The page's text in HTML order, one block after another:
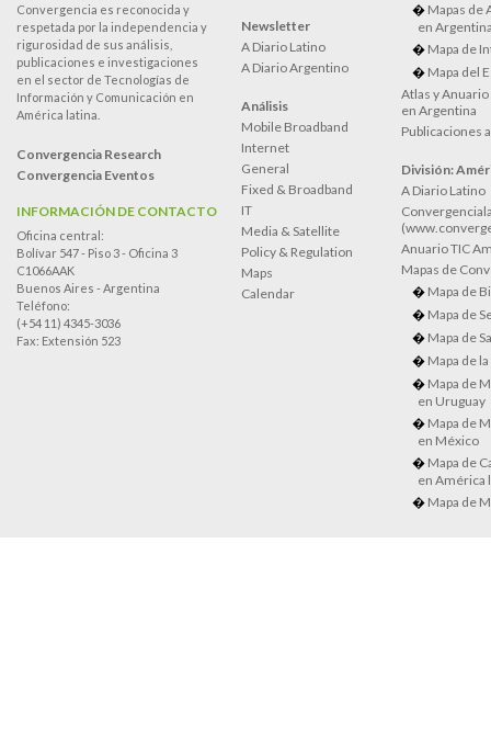
Convergencia es reconocida y
respetada por la independencia y
rigurosidad de sus análisis,
publicaciones e investigaciones
en el sector de Tecnologías de
Información y Comunicación en
América latina.
Convergencia Research
Convergencia Eventos
INFORMACIÓN DE CONTACTO
Oficina central:
Bolívar 547 - Piso 3 - Oficina 3
C1066AAK
Buenos Aires - Argentina
Teléfono:
(+54 11) 4345-3036
Fax: Extensión 523
Newsletter
A Diario Latino
A Diario Argentino
Análisis
Mobile Broadband
Internet
General
Fixed & Broadband
IT
Media & Satellite
Policy & Regulation
Maps
Calendar
Mapas de
en
Mapa de
Mapa del
Atlas y
en Argentina
Publicaciones
División:
A Diario Latino
Anuario TIC
Mapas de
Mapa de
Mapa de
Mapa de
Mapa de
Mapa de
en Uruguay
Mapa de
en México
Mapa de
en América
Mapa de